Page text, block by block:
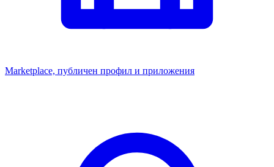
Marketplace, публичен профил и приложения